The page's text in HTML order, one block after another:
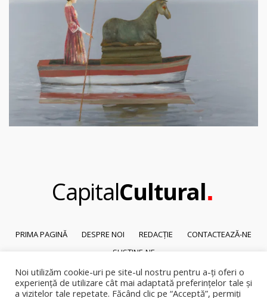
CapitalCultural.
PRIMA PAGINĂ DESPRE NOI REDACȚIE
CONTACTEAZĂ-NE
SUSȚINE-NE
© 2026Capital Cultural
Reproducerea integrală sau parțială a textelor sau a ilustrațiilor din orice
Noi utilizăm cookie-uri pe site-ul nostru pentru a-ți oferi o
experiență de utilizare cât mai adaptată preferințelor tale și
a vizitelor tale repetate. Făcând clic pe “Acceptă”, permiți